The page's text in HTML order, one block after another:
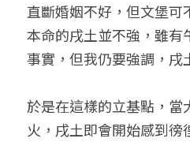
直斷婚姻不好，但文堡可
本命的戌土並不強，雖有
事實，但我仍要強調，戌
於是在這樣的立基點，當
火，戌土即會開始感到